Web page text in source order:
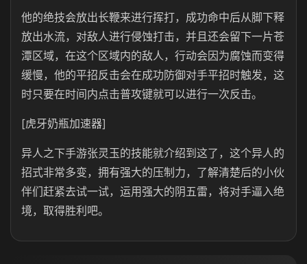
他的绝技会放出长鞭来进行挥打，成功命中后从脚下释
放出水流，对敌人进行侵蚀打击，并且还会留下一片苍
潭区域，在这个区域内的敌人，行动会因为腐蚀而变得
缓慢，他的平招反击会在成功防御对手平招时触发，这
时只要在时间内点击普攻键就可以进行一次反击。
[虎牙奶瓶加速器]
异人之下手游张灵玉的技能就介绍到这了，这个异人的
招式非常多变，拥有强大的压制力，了解清楚后的小伙
伴们赶紧去试一试，运用强大的阴五雷，将对手逼入绝
境，取得胜利吧。